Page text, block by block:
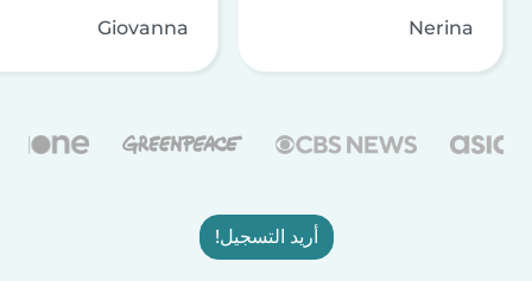
Nerina
Giovanna
أريد التسجيل!